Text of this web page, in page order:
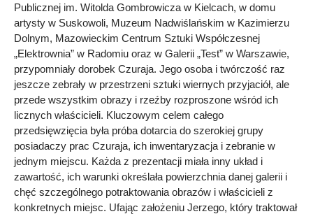
Publicznej im. Witolda Gombrowicza w Kielcach, w domu
artysty w Suskowoli, Muzeum Nadwiślańskim w Kazimierzu
Dolnym, Mazowieckim Centrum Sztuki Współczesnej
„Elektrownia” w Radomiu oraz w Galerii „Test” w Warszawie,
przypomniały dorobek Czuraja. Jego osoba i twórczość raz
jeszcze zebrały w przestrzeni sztuki wiernych przyjaciół, ale
przede wszystkim obrazy i rzeźby rozproszone wśród ich
licznych właścicieli. Kluczowym celem całego
przedsięwzięcia była próba dotarcia do szerokiej grupy
posiadaczy prac Czuraja, ich inwentaryzacja i zebranie w
jednym miejscu. Każda z prezentacji miała inny układ i
zawartość, ich warunki określała powierzchnia danej galerii i
chęć szczególnego potraktowania obrazów i właścicieli z
konkretnych miejsc. Ufając założeniu Jerzego, który traktował